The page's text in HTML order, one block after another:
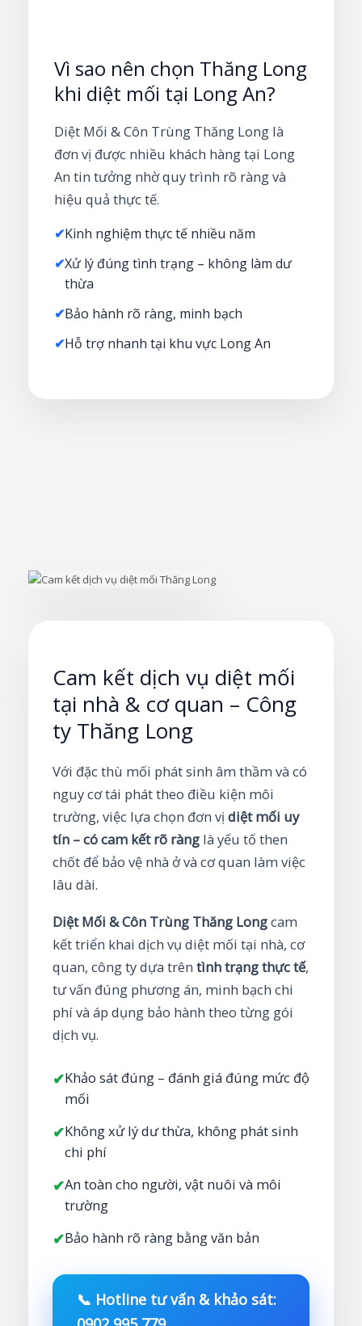
Vì sao nên chọn Thăng Long
khi diệt mối tại Long An?
Diệt Mối & Côn Trùng Thăng Long là
đơn vị được nhiều khách hàng tại Long
An tin tưởng nhờ quy trình rõ ràng và
hiệu quả thực tế.
✔Kinh nghiệm thực tế nhiều năm
✔Xử lý đúng tình trạng – không làm dư
thừa
✔Bảo hành rõ ràng, minh bạch
✔Hỗ trợ nhanh tại khu vực Long An
Cam kết dịch vụ diệt mối
tại nhà & cơ quan – Công
ty Thăng Long
Với đặc thù mối phát sinh âm thầm và có
nguy cơ tái phát theo điều kiện môi
trường, việc lựa chọn đơn vị diệt mối uy
tín – có cam kết rõ ràng là yếu tố then
chốt để bảo vệ nhà ở và cơ quan làm việc
lâu dài.
Diệt Mối & Côn Trùng Thăng Longcam
kết triển khai dịch vụ diệt mối tại nhà, cơ
quan, công ty dựa trên tình trạng thực tế,
tư vấn đúng phương án, minh bạch chi
phí và áp dụng bảo hành theo từng gói
dịch vụ.
✔Khảo sát đúng – đánh giá đúng mức độ
mối
✔Không xử lý dư thừa, không phát sinh
chi phí
✔An toàn cho người, vật nuôi và môi
trường
✔Bảo hành rõ ràng bằng văn bản
📞 Hotline tư vấn & khảo sát: